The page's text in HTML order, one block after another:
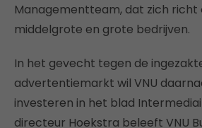
Managementteam, dat zich richt
middelgrote en grote bedrijven.
In het gevecht tegen de
advertentiemarkt wil VNU
investeren in het blad
directeur Hoekstra beleeft VNU